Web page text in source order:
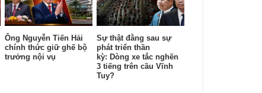
Ông Nguyễn Tiến Hải
chính thức giữ ghế bộ
trưởng nội vụ
Sự thật đằng sau sự
phát triển thần
kỳ: Dòng xe tắc nghẽn
3 tiếng trên cầu Vĩnh
Tuy?